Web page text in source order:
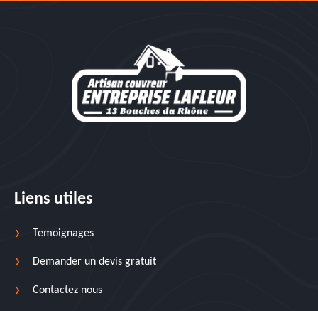
Liens utiles
Temoignages
Demander un devis gratuit
Contactez nous